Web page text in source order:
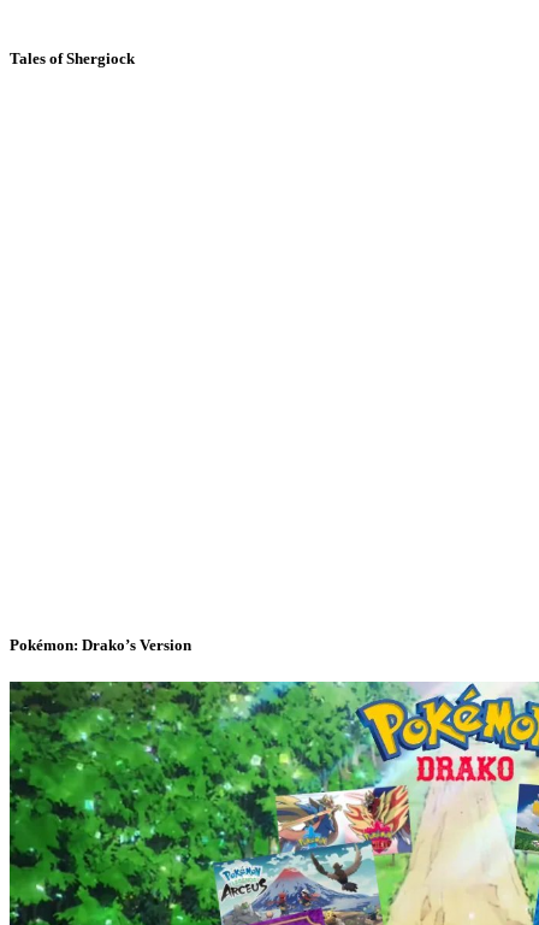
Tales of Shergiock
Pokémon: Drako’s Version